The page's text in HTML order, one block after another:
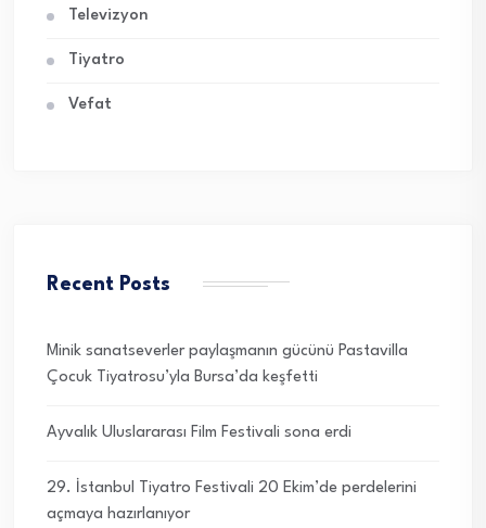
Televizyon
Tiyatro
Vefat
Recent Posts
Minik sanatseverler paylaşmanın gücünü Pastavilla
Çocuk Tiyatrosu’yla Bursa’da keşfetti
Ayvalık Uluslararası Film Festivali sona erdi
29. İstanbul Tiyatro Festivali 20 Ekim’de perdelerini
açmaya hazırlanıyor